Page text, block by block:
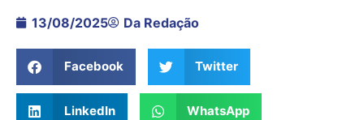
13/08/2025 Da Redação
Facebook Twitter
LinkedIn WhatsApp